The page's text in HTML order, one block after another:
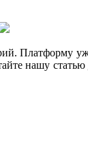
Платформу
нашу